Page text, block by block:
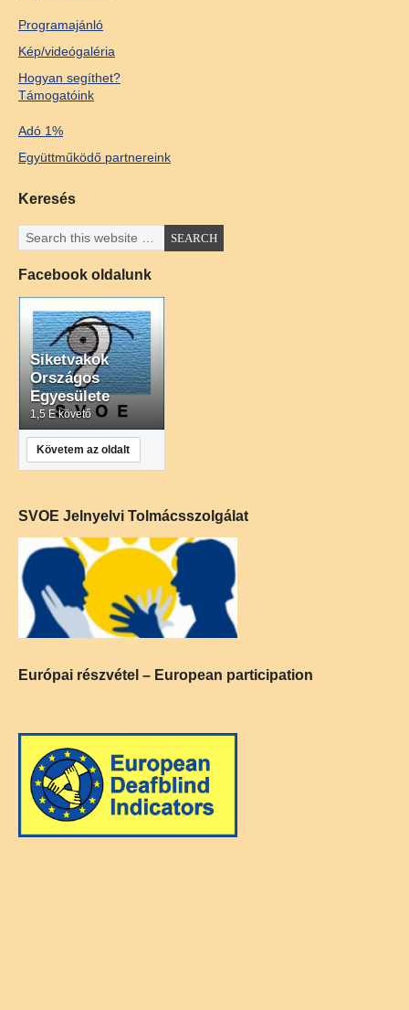
Programajánló
Kép/videógaléria
Hogyan segíthet?
Támogatóink
Adó 1%
Együttműködő partnereink
Keresés
Facebook oldalunk
Siketvakok
Országos
Egyesülete
1,5 E követő
Követem az oldalt
SVOE Jelnyelvi Tolmácsszolgálat
Európai részvétel – European participation